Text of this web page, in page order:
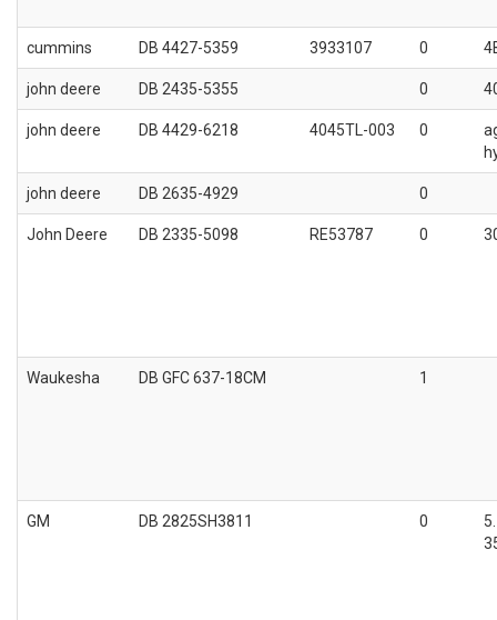
cummins DB 4427-5359 3933107 0
john deere DB 2435-5355 0
john deere DB 4429-6218 4045TL-003 0
john deere DB 2635-4929 0
John Deere DB 2335-5098 RE53787 0
Waukesha DB GFC 637-18CM 1
GM DB 2825SH3811 0